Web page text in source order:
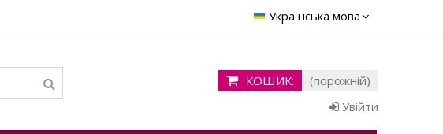
Українська мова
КОШИК:
(порожній)
Увійти